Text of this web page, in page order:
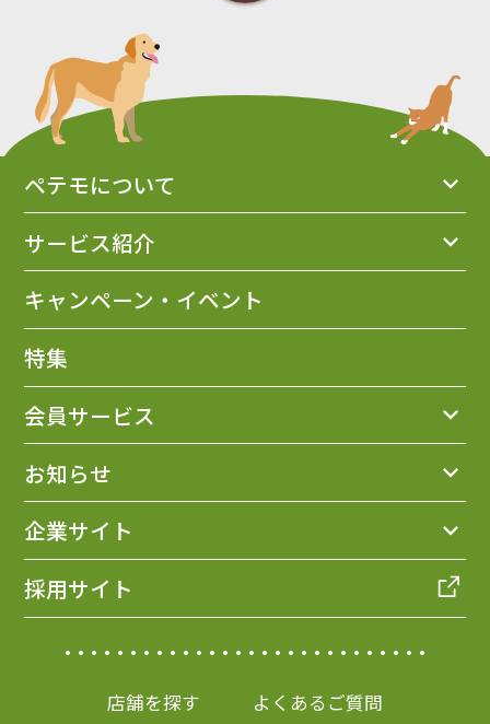
ペテモについて
サービス紹介
キャンペーン・イベント
特集
会員サービス
お知らせ
企業サイト
採用サイト
店舗を探す よくあるご質問